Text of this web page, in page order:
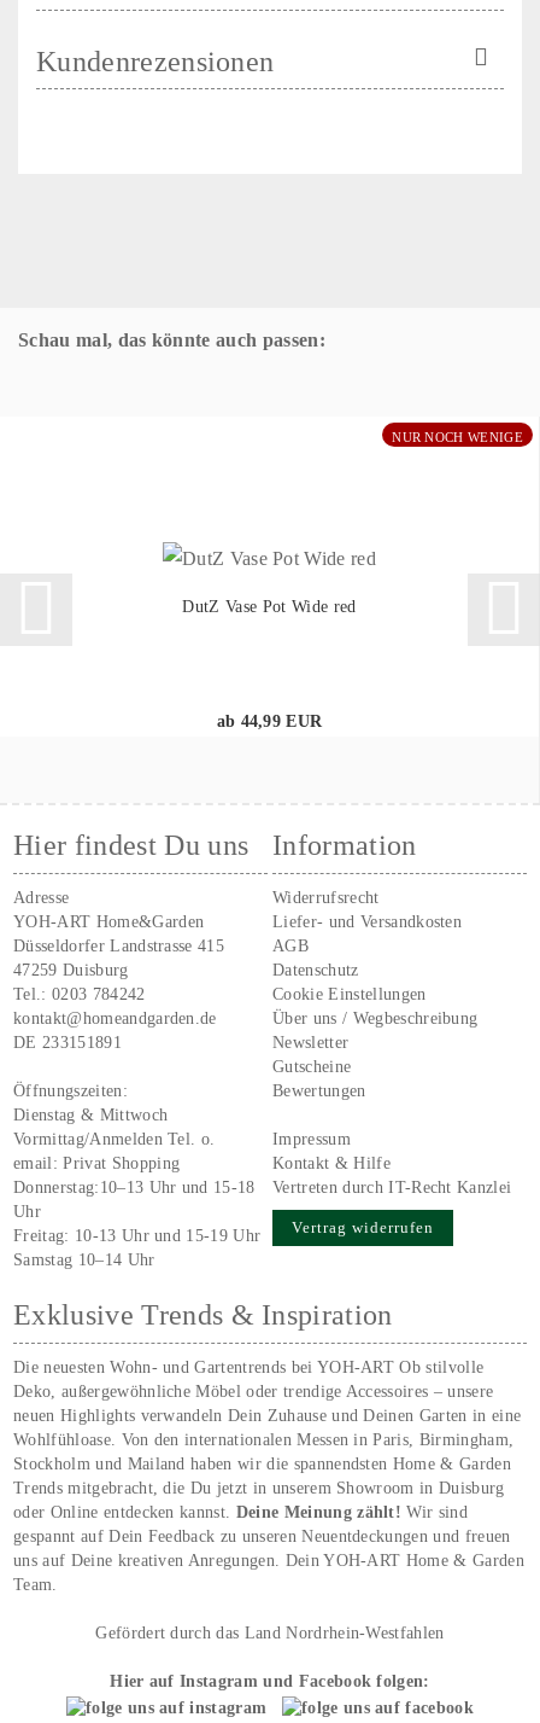
Kundenrezensionen
Schau mal, das könnte auch passen:
NUR NOCH WENIGE
DutZ Vase Pot Wide red
ab 44,99 EUR
Hier findest Du uns
Adresse
YOH-ART Home&Garden
Düsseldorfer Landstrasse 415
47259 Duisburg
Tel.:0203 784242
kontakt@homeandgarden.de
DE 233151891
Öffnungszeiten:
Dienstag & Mittwoch
Vormittag/Anmelden Tel. o.
email:Privat Shopping
Donnerstag:10–13 Uhr und 15-18
Uhr
Freitag: 10-13 Uhr und 15-19 Uhr
Samstag 10–14 Uhr
Information
Widerrufsrecht
Liefer- und Versandkosten
AGB
Datenschutz
Cookie Einstellungen
Über uns / Wegbeschreibung
Newsletter
Gutscheine
Bewertungen
Impressum
Kontakt & Hilfe
Vertreten durch IT-Recht Kanzlei
Vertrag widerrufen
Exklusive Trends & Inspiration
Die neuesten Wohn- und Gartentrends bei YOH‑ART Ob stilvolle
Deko, außergewöhnliche Möbel oder trendige Accessoires – unsere
neuen Highlights verwandeln Dein Zuhause und Deinen Garten in eine
Wohlfühloase. Von den internationalen Messen in Paris, Birmingham,
Stockholm und Mailand haben wir die spannendsten Home & Garden
Trends mitgebracht, die Du jetzt in unserem Showroom in Duisburg
oder Online entdecken kannst. Deine Meinung zählt!Wir sind
gespannt auf Dein Feedback zu unseren Neuentdeckungen und freuen
uns auf Deine kreativen Anregungen. Dein YOH‑ART Home & Garden
Team.
Gefördert durch das Land Nordrhein-Westfahlen
Hier auf Instagram und Facebook folgen: